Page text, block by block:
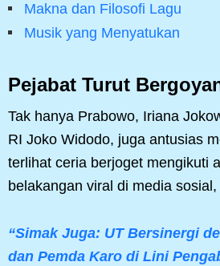
Makna dan Filosofi Lagu
Musik yang Menyatukan
Pejabat Turut
Tak hanya Prabowo, Iriana
RI Joko Widodo, juga antusias
terlihat ceria berjoget mengikuti
belakangan viral di media
“Simak Juga: UT Bersinergi
dan Pemda Karo di Lini